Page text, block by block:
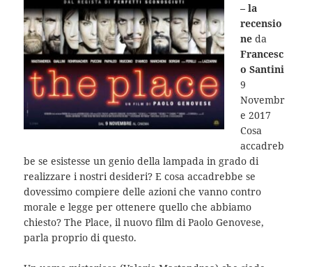
– la
recensio
ne da
Francesc
o Santini
9
Novembr
e 2017
Cosa
accadreb
be se esistesse un genio della lampada in grado di
realizzare i nostri desideri? E cosa accadrebbe se
dovessimo compiere delle azioni che vanno contro
morale e legge per ottenere quello che abbiamo
chiesto? The Place, il nuovo film di Paolo Genovese,
parla proprio di questo.